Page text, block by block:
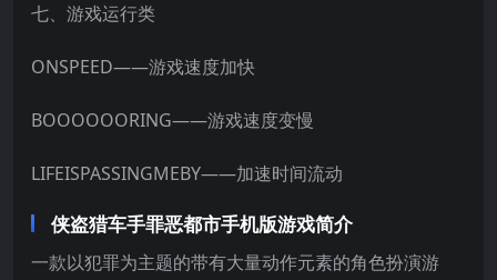
七、游戏运行类
ONSPEED——游戏速度加快
BOOOOOORING——游戏速度变慢
LIFEISPASSINGMEBY——加速时间流动
侠盗猎车手罪恶都市手机版游戏简介
一款以犯罪为主题的带有大量动作元素的角色扮演游